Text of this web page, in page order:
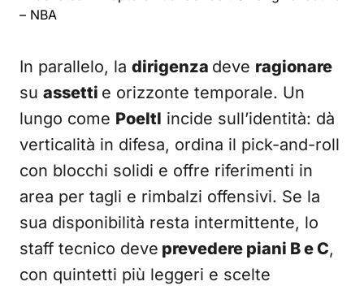
– NBA
In parallelo, la dirigenza deve ragionare
su assetti e orizzonte temporale. Un
lungo come Poeltl incide sull’identità: dà
verticalità in difesa, ordina il pick-and-roll
con blocchi solidi e offre riferimenti in
area per tagli e rimbalzi offensivi. Se la
sua disponibilità resta intermittente, lo
staff tecnico deve prevedere piani B e C,
con quintetti più leggeri e scelte